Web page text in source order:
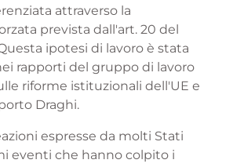
attraverso la
prevista dall'art. 20 del
ipotesi di lavoro è stata
rapporti del gruppo di lavoro
riforme istituzionali dell'UE e
Draghi.
espresse da molti Stati
eventi che hanno colpito i